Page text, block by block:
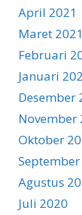
April 2021
Maret 2021
Februari
Januari
Desember
November
Oktober
Agustus
Juli 2020